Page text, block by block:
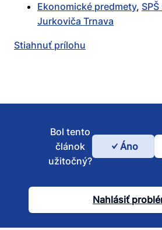
Ekonomické predmety,
Jurkoviča Trnava
Stiahnuť prílohu
Bol
Bol tento
článok
užitočný?
Áno
Nahlásiť